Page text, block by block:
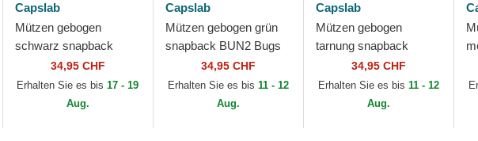
Capslab
Mützen gebogen
schwarz snapback
BUN1 Bugs Bunny
Looney Tunes von
34,95 CHF
Erhalten Sie es bis17 - 19
Aug.
Capslab
Mützen gebogen grün
snapback BUN2 Bugs
Bunny Looney Tunes
von Capslab
34,95 CHF
Erhalten Sie es bis 11 - 12
Aug.
Capslab
Mützen gebogen
tarnung snapback
BUG3 CT Bugs Bunny
Looney Tunes von
34,95 CHF
Erhalten Sie es bis 11 - 12
Aug.